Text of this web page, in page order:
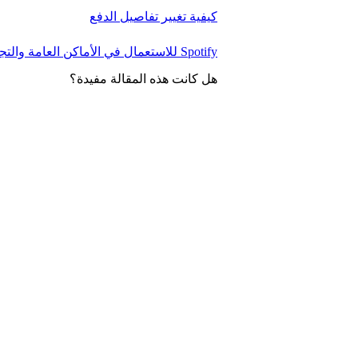
كيفية تغيير تفاصيل الدفع
Spotify للاستعمال في الأماكن العامة والتجارية
هل كانت هذه المقالة مفيدة؟